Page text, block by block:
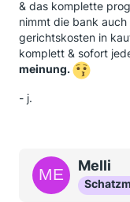
& das komplette
nimmt die bank
gerichtskosten in
komplett & sofort
meinung.
- j.
Melli